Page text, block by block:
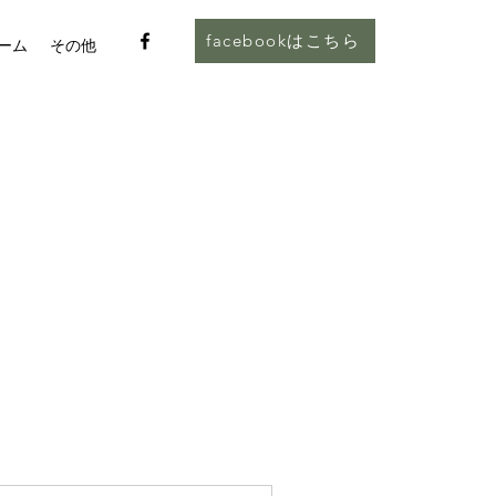
ム その他 facebookはこちら